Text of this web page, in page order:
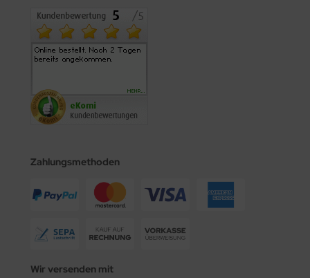
Zahlungsmethoden
Wir versenden mit